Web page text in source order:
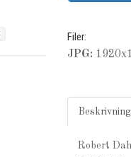
Filer:
JPG:
Beskrivning
Robert